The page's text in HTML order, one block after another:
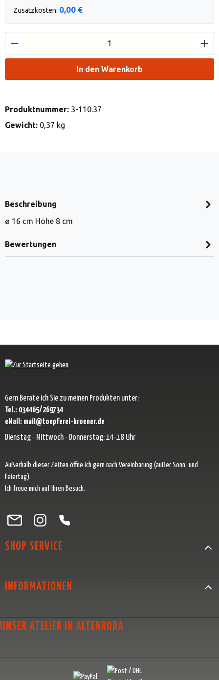
Zusatzkosten: 0,00 €
Produkt Anzahl: Gib den gewünschten
In den Warenkorb
Produktnummer: 3-110.37
Gewicht: 0,37 kg
Beschreibung
ø 16 cm Höhe 8 cm
Bewertungen
Gern Berate ich Sie zu meinen Produkten unter:
Tel.: 034465/269734
eMail: mail@toepferei-kroener.de
Dienstag - Mittwoch - Donnerstag: 14-18 Uhr
Außerhalb dieser Zeiten öffne ich gern nach Vereinbarung (außer Sonn- und
Feiertag).
Ich freue mich auf Ihren Besuch.
Besuche uns auf Facebook – öffnet in neuem Tab (externer Link)
Schau auf Instagram vorbei – öffnet in neuem Tab (externer Link)
Lass dich auf Pinterest inspirieren – öffnet in neuem Tab
Folge uns auf X – öffnet in neuem Tab (externer Link)
SHOP SERVICE
INFORMATIONEN
UNSER ATELIER IN ALTENRODA